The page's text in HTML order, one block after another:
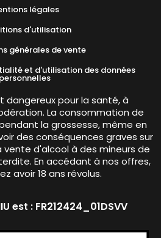
légales
d'utilisation
générales de vente
et d'utilisation des données
personnelles
dangereux pour la santé, à
La consommation de
la grossesse, même en
des conséquences graves sur
vente d'alcool à des mineurs de
En accédant à nos offres,
avoir 18 ans révolus.
est : FR212424_01DSVV